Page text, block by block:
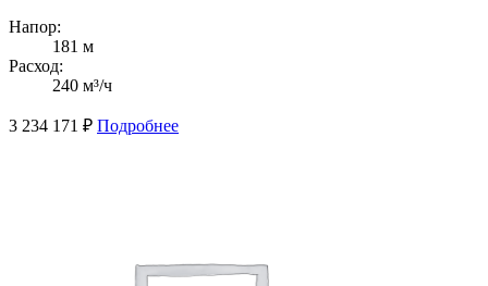
Напор:
181 м
Расход:
240 м³/ч
3 234 171 ₽ Подробнее